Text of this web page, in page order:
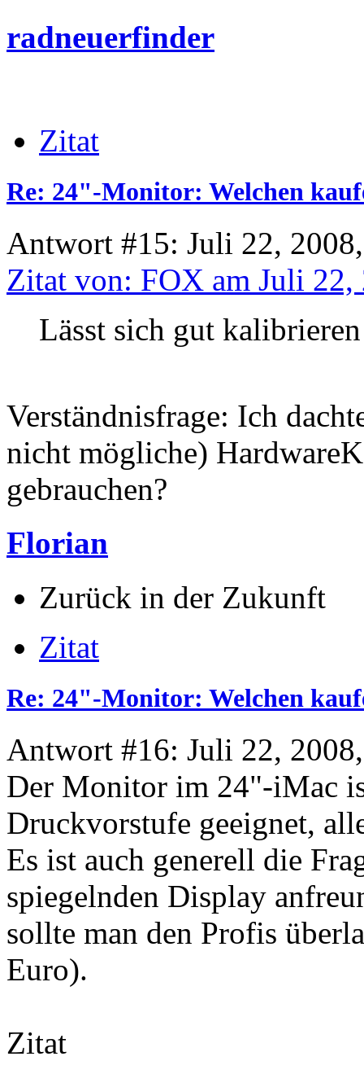
radneuerfinder
Zitat
Re: 24"-Monitor: Welchen
Antwort #15: Juli 22,
Zitat von: FOX am Juli 22,
Lässt sich gut kalibrieren
Verständnisfrage: Ich
nicht mögliche)
gebrauchen?
Florian
Zurück in der Zukunft
Zitat
Re: 24"-Monitor: Welchen
Antwort #16: Juli 22,
Der Monitor im 24"-iMac
Druckvorstufe geeignet,
Es ist auch generell die
spiegelnden Display
sollte man den Profis
Euro).
Zitat